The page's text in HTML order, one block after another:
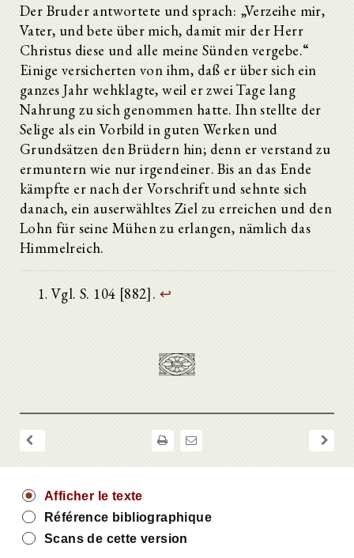
Der Bruder antwortete und sprach: „Verzeihe mir,
Vater, und bete über mich, damit mir der Herr
Christus diese und alle meine Sünden vergebe.“
Einige versicherten von ihm, daß er über sich ein
ganzes Jahr wehklagte, weil er zwei Tage lang
Nahrung zu sich genommen hatte. Ihn stellte der
Selige als ein Vorbild in guten Werken und
Grundsätzen den Brüdern hin; denn er verstand zu
ermuntern wie nur irgendeiner. Bis an das Ende
kämpfte er nach der Vorschrift und sehnte sich
danach, ein auserwähltes Ziel zu erreichen und den
Lohn für seine Mühen zu erlangen, nämlich das
Himmelreich.
Vgl. S. 104 [882]. ↩
Afficher le texte
Référence bibliographique
Scans de cette version
Kap. 2. Jugendzeit des Pachomius.
Kap. 4. Gemeinsames Leben mit Palamon.